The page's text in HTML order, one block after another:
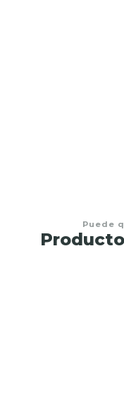
Puede